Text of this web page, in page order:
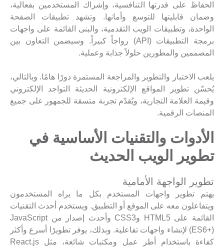
الحفاظ على قدرتها التنافسية، وإشراك المستخدمين بفعالية،
وضمان قابليتها للتوسع وأمانها. وتشهد تطبيقات الصفحة
الواحدة، وتطبيقات الويب التقدمية، والبنى القائمة على واجهات
برمجة التطبيقات (API) رواجاً كبيراً. وسيضمن التعاون بين
المصممين والمطورين حلولاً جذابة وعملية.
يلعب الاختبار والتطوير والمراجعة المستمرة دورًا هامًا. وبالتالي،
يُحسّن تطوير المواقع الإلكترونية الحديثة التواجد الإلكتروني
وقيمة العلامة التجارية، ويُقدّم تجربة متسقة للجمهور على جميع
المنصات الرقمية.
الأدوات والتقنيات الأساسية في
تطوير الويب الحديث
تطوير الواجهة الأمامية
يهتم تطوير واجهات المستخدم بكل ما يراه المستخدمون
ويتفاعلون معه على الموقع أو التطبيق. ويستخدم أحدث التقنيات
القائمة على HTML5 وCSS3 وأحدث إصدار من JavaScript
(ES6+) لإنشاء واجهات تفاعلية. وبذلك، يوفر تطويرًا أسرع وأكثر
كفاءة باستخدام أطر عمل ومكتبات شائعة، مثل React.js